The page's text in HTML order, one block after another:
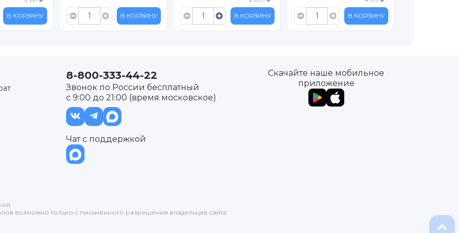
В КОРЗИНУ В КОРЗИНУ В КОРЗИНУ В КОРЗИНУ
8-800-333-44-22
Звонок по России бесплатный
с 9:00 до 21:00 (время московское)
Чат с поддержкой
Скачайте наше мобильное
приложение
возможно только с письменного разрешения владельцев сайта.